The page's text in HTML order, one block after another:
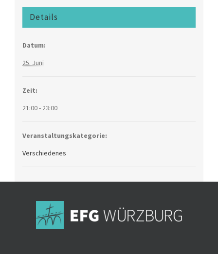
Details
Datum:
25. Juni
Zeit:
21:00 - 23:00
Veranstaltungskategorie:
Verschiedenes